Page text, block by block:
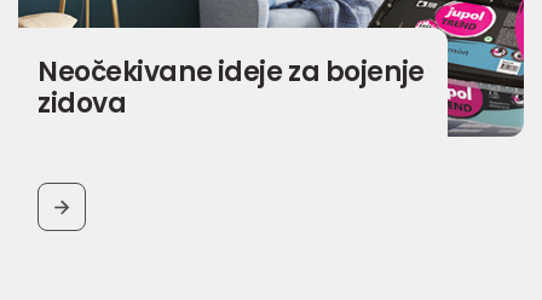
Neočekivane ideje za bojenje
zidova
BUTTON